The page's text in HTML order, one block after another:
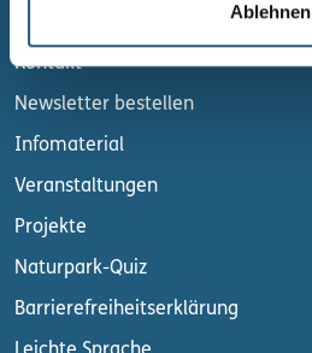
Ablehnen
Kontakt
Newsletter bestellen
Infomaterial
Veranstaltungen
Projekte
Naturpark-Quiz
Barrierefreiheitserklärung